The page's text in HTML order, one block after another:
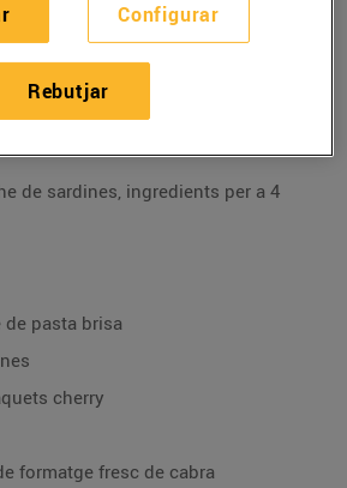
de quiche de
de sardines, ingredients per a 4
de pasta brisa
cherry
formatge fresc de cabra
Configurar
Rebutjar